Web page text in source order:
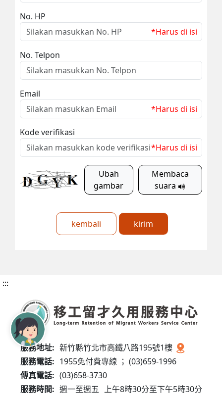
No. HP
*Harus di isi
No. Telpon
Email
*Harus di isi
Kode verifikasi
*Harus di isi
Ubah
gambar
Membaca
suara
kembali kirim
:::
服務地址: 新竹縣竹北市高鐵八路195號1樓
服務電話: 1955免付費專線 ； (03)659-1996
傳真電話: (03)658-3730
服務時間: 週一至週五 上午8時30分至下午5時30分